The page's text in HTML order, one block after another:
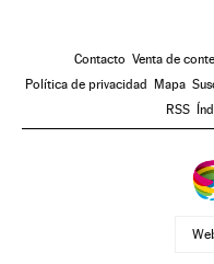
Contacto Venta de
Política de privacidad Mapa
RSS